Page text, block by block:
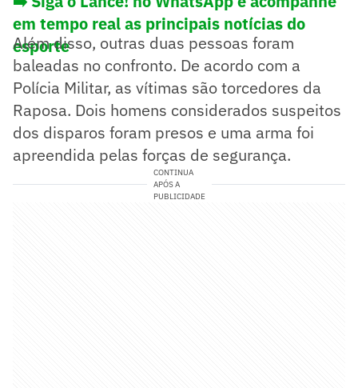
em tempo real as principais notícias do
esporte
Além disso, outras duas pessoas foram
baleadas no confronto. De acordo com a
Polícia Militar, as vítimas são torcedores da
Raposa. Dois homens considerados suspeitos
dos disparos foram presos e uma arma foi
apreendida pelas forças de segurança.
CONTINUA
APÓS A
PUBLICIDADE